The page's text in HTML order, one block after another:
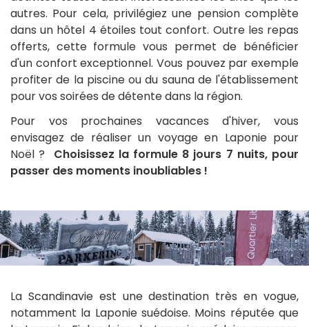
autres. Pour cela, privilégiez une pension complète
dans un hôtel 4 étoiles tout confort. Outre les repas
offerts, cette formule vous permet de bénéficier
d'un confort exceptionnel. Vous pouvez par exemple
profiter de la piscine ou du sauna de l'établissement
pour vos soirées de détente dans la région.
Pour vos prochaines vacances d'hiver, vous
envisagez de réaliser un voyage en Laponie pour
Noël ? Choisissez la formule 8 jours 7 nuits, pour
passer des moments inoubliables !
La Scandinavie est une destination très en vogue,
notamment la Laponie suédoise. Moins réputée que